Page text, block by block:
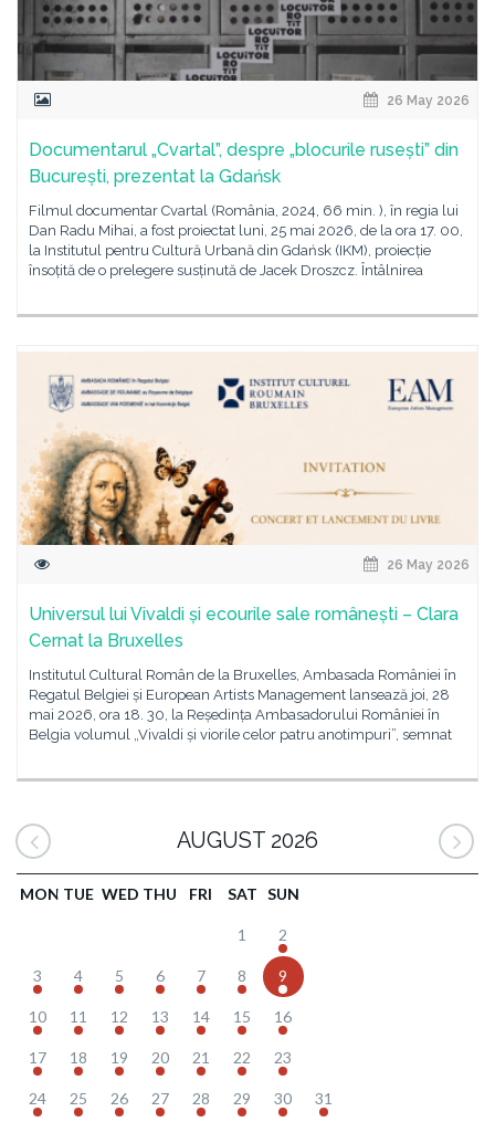
26 May 2026
Documentarul „Cvartal”, despre „blocurile rusești” din
București, prezentat la Gdańsk
Filmul documentar Cvartal (România, 2024, 66 min. ), în regia lui
Dan Radu Mihai, a fost proiectat luni, 25 mai 2026, de la ora 17. 00,
la Institutul pentru Cultură Urbană din Gdańsk (IKM), proiecție
însoțită de o prelegere susținută de Jacek Droszcz. Întâlnirea
26 May 2026
Universul lui Vivaldi și ecourile sale românești – Clara
Cernat la Bruxelles
Institutul Cultural Român de la Bruxelles, Ambasada României în
Regatul Belgiei și European Artists Management lansează joi, 28
mai 2026, ora 18. 30, la Reședința Ambasadorului României în
Belgia volumul „Vivaldi și viorile celor patru anotimpuri”, semnat
AUGUST 2026
MON TUE WED THU FRI SAT SUN
1 2
3 4 5 6 7 8 9
10 11 12 13 14 15 16
17 18 19 20 21 22 23
24 25 26 27 28 29 30 31